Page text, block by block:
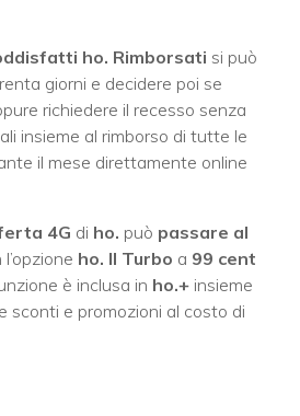
ho. Rimborsati si può
giorni e decidere poi se
richiedere il recesso senza
insieme al rimborso di tutte le
il mese direttamente online
4G di ho. può passare al
ho. Il Turbo a 99 cent
è inclusa in ho.+ insieme
sconti e promozioni al costo di